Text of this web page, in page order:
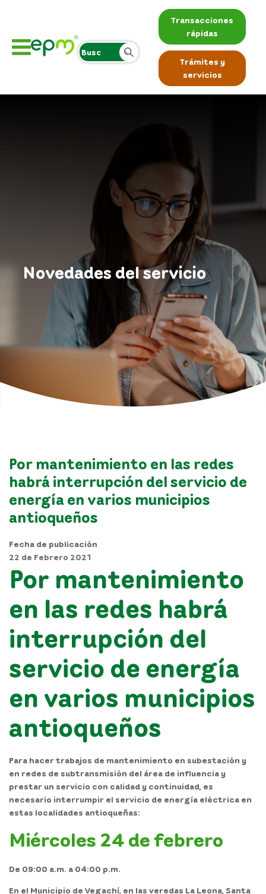
Transacciones
rápidas
Trámites y
servicios
Novedades del servicio
Por mantenimiento en las redes
habrá interrupción del servicio de
energía en varios municipios
antioqueños
Fecha de publicación
22 de Febrero 2021
Por mantenimiento
en las redes habrá
interrupción del
servicio de energía
en varios municipios
antioqueños
Para hacer trabajos de mantenimiento en subestación y
en redes de subtransmisión del área de influencia y
prestar un servicio con calidad y continuidad, es
necesario interrumpir el servicio de energía eléctrica en
estas localidades antioqueñas:
Miércoles 24 de febrero
De 09:00 a.m. a 04:00 p.m.
En el Municipio de Vegachí, en las veredas La Leona, Santa